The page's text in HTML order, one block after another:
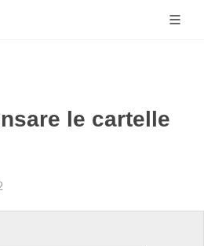
le cartelle